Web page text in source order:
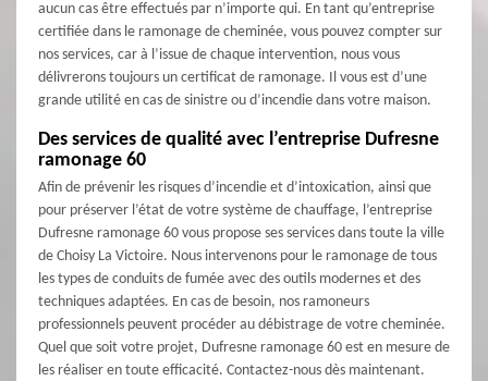
aucun cas être effectués par n’importe qui. En tant qu’entreprise
certifiée dans le ramonage de cheminée, vous pouvez compter sur
nos services, car à l’issue de chaque intervention, nous vous
délivrerons toujours un certificat de ramonage. Il vous est d’une
grande utilité en cas de sinistre ou d’incendie dans votre maison.
Des services de qualité avec l’entreprise Dufresne
ramonage 60
Afin de prévenir les risques d’incendie et d’intoxication, ainsi que
pour préserver l’état de votre système de chauffage, l’entreprise
Dufresne ramonage 60 vous propose ses services dans toute la ville
de Choisy La Victoire. Nous intervenons pour le ramonage de tous
les types de conduits de fumée avec des outils modernes et des
techniques adaptées. En cas de besoin, nos ramoneurs
professionnels peuvent procéder au débistrage de votre cheminée.
Quel que soit votre projet, Dufresne ramonage 60 est en mesure de
les réaliser en toute efficacité. Contactez-nous dès maintenant.